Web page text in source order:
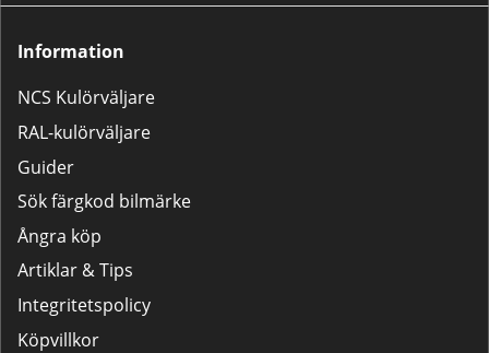
Information
NCS Kulörväljare
RAL-kulörväljare
Guider
Sök färgkod bilmärke
Ångra köp
Artiklar & Tips
Integritetspolicy
Köpvillkor